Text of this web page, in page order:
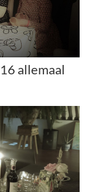
allemaal